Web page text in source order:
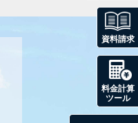
資料請求
料金計算
ツール